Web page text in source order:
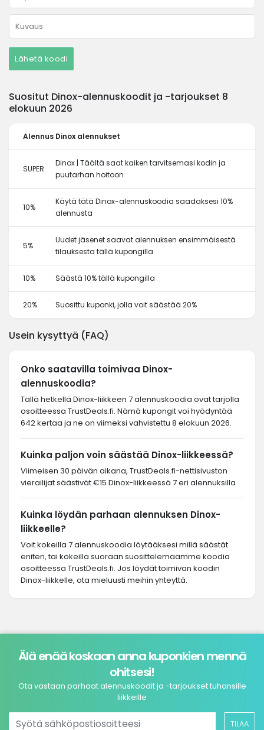
Lähetä koodi
Suositut Dinox-alennuskoodit ja -tarjoukset 8
elokuun 2026
Alennus Dinox alennukset
SUPER
Dinox | Täältä saat kaiken tarvitsemasi kodin ja
puutarhan hoitoon
10%
Käytä tätä Dinox-alennuskoodia saadaksesi 10%
alennusta
5%
Uudet jäsenet saavat alennuksen ensimmäisestä
tilauksesta tällä kupongilla
10% Säästä 10% tällä kupongilla
20% Suosittu kuponki, jolla voit säästää 20%
Usein kysyttyä (FAQ)
Onko saatavilla toimivaa Dinox-
alennuskoodia?
Tällä hetkellä Dinox-liikkeen 7 alennuskoodia ovat tarjolla
osoitteessa TrustDeals.fi. Nämä kupongit voi hyödyntää
642 kertaa ja ne on viimeksi vahvistettu 8 elokuun 2026.
Kuinka paljon voin säästää Dinox-liikkeessä?
Viimeisen 30 päivän aikana, TrustDeals.fi-nettisivuston
vierailijat säästivät €15 Dinox-liikkeessä 7 eri alennuksilla
Kuinka löydän parhaan alennuksen Dinox-
liikkeelle?
Voit kokeilla 7 alennuskoodia löytääksesi millä säästät
eniten, tai kokeilla suoraan suosittelemaamme koodia
osoitteessa TrustDeals.fi. Jos löydät toimivan koodin
Dinox-liikkelle, ota mieluusti meihin yhteyttä.
Älä enää koskaan anna kuponkien mennä
ohitsesi!
Ota vastaan parhaat alennuskoodit ja -tarjoukset tuhansille
liikkeille
TILAA